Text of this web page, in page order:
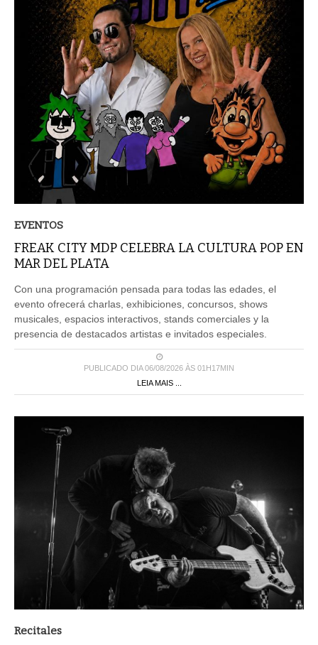
EVENTOS
FREAK CITY MDP CELEBRA LA CULTURA POP EN
MAR DEL PLATA
Con una programación pensada para todas las edades, el
evento ofrecerá charlas, exhibiciones, concursos, shows
musicales, espacios interactivos, stands comerciales y la
presencia de destacados artistas e invitados especiales.
PUBLICADO DIA 06/08/2026 ÀS 01H17MIN
LEIA MAIS ...
Recitales